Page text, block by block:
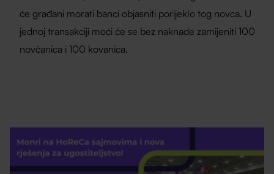
će građani morati banci objasniti porijeklo tog novca. U
jednoj transakciji moći će se bez naknade zamijeniti 100
novčanica i 100 kovanica.